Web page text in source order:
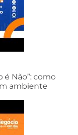
é Não”: como
ambiente